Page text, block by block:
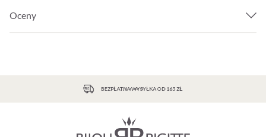
Oceny
BEZPŁATNA WYSYŁKA OD 165 ZŁ